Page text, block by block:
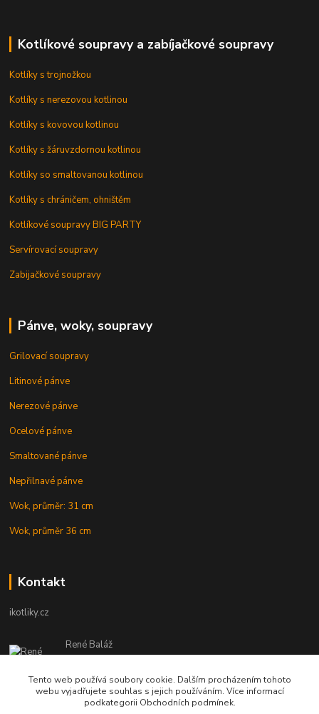
Kotlíkové soupravy a zabíjačkové soupravy
Kotlíky s trojnožkou
Kotlíky s nerezovou kotlinou
Kotlíky s kovovou kotlinou
Kotlíky s žáruvzdornou kotlinou
Kotlíky so smaltovanou kotlinou
Kotlíky s chráničem, ohništěm
Kotlíkové soupravy BIG PARTY
Servírovací soupravy
Zabijačkové soupravy
Pánve, woky, soupravy
Grilovací soupravy
Litinové pánve
Nerezové pánve
Ocelové pánve
Smaltované pánve
Nepřilnavé pánve
Wok, průměr: 31 cm
Wok, průměr 36 cm
Kontakt
ikotliky.cz
René Baláž
Eshop: +421 902 212 007
od 8:00 - do 16:00 hod
info@ikotliky.cz
Tento web používá soubory cookie. Dalším procházením tohoto
webu vyjadřujete souhlas s jejich používáním. Více informací
podkategorii Obchodních podmínek.